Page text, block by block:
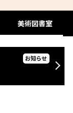
美術図書室
お知らせ